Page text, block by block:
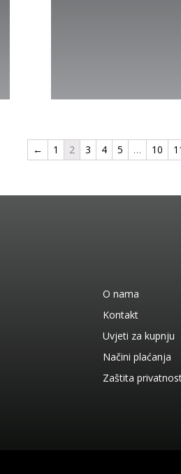
← 1 2 3 4 5 … 10
O nama
Kontakt
Uvjeti za kupnju
Načini plaćanja
Zaštita